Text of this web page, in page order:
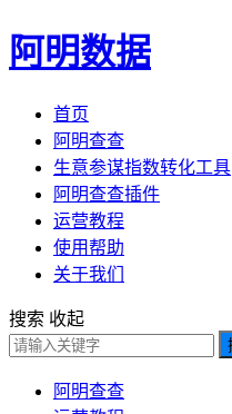
阿明数据
首页
阿明查查
生意参谋指数转化工具
阿明查查插件
运营教程
使用帮助
关于我们
搜索 收起
阿明查查